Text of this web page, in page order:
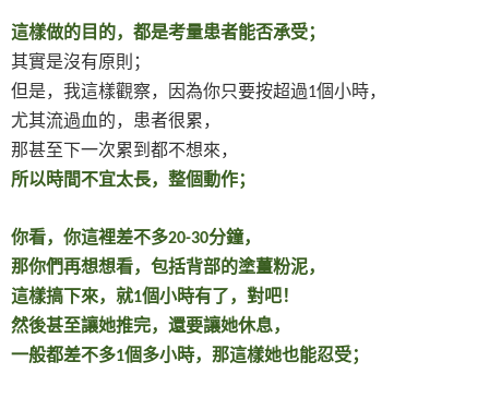
這樣做的目的，都是考量患者能否承受；
其實是沒有原則；
但是，我這樣觀察，因為你只要按超過1個小時，
尤其流過血的，患者很累，
那甚至下一次累到都不想來，
所以時間不宜太長，整個動作；
你看，你這裡差不多20-30分鐘，
那你們再想想看，包括背部的塗薑粉泥，
這樣搞下來，就1個小時有了，對吧！
然後甚至讓她推完，還要讓她休息，
一般都差不多1個多小時，那這樣她也能忍受；